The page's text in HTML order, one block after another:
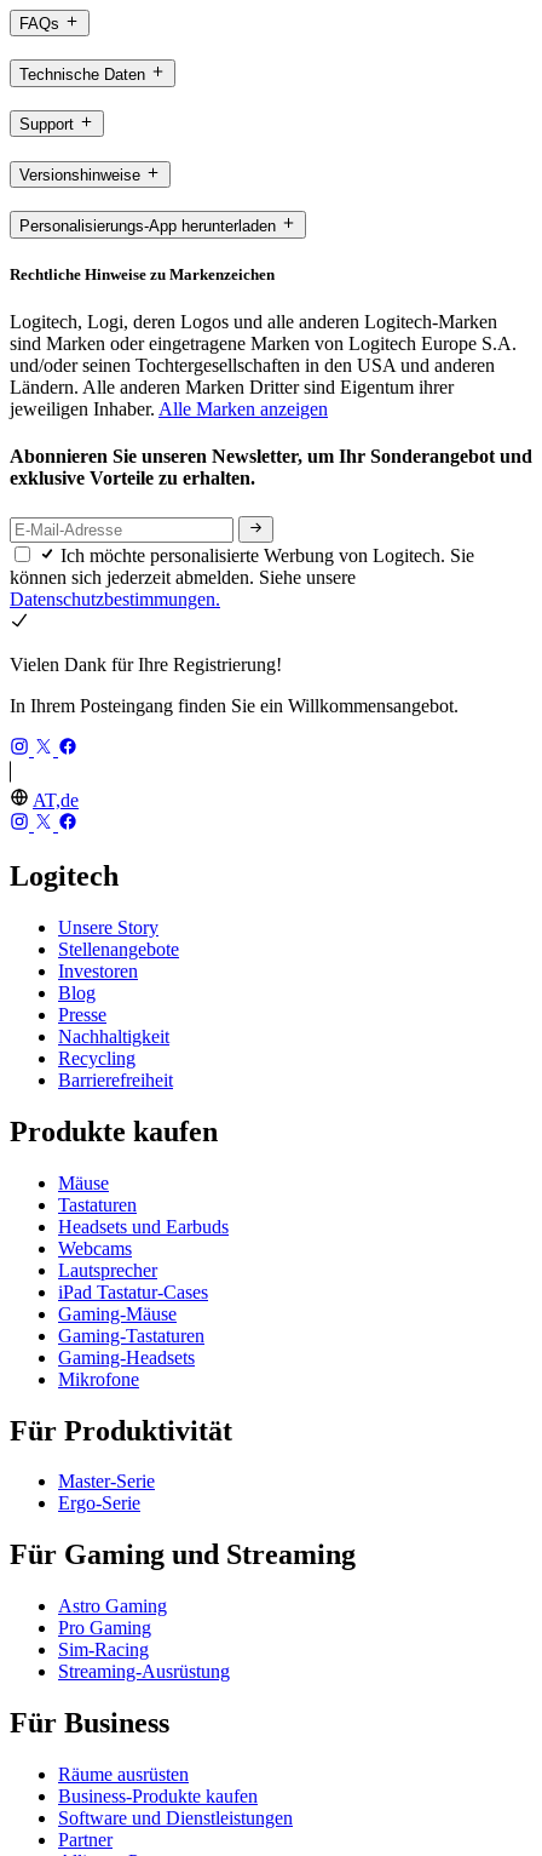
FAQs
Technische Daten
Support
Versionshinweise
Personalisierungs-App herunterladen
Rechtliche Hinweise zu Markenzeichen
Logitech, Logi, deren Logos und alle anderen Logitech-Marken
sind Marken oder eingetragene Marken von Logitech Europe S.A.
und/oder seinen Tochtergesellschaften in den USA und anderen
Ländern. Alle anderen Marken Dritter sind Eigentum ihrer
jeweiligen Inhaber. Alle Marken anzeigen
Abonnieren Sie unseren Newsletter, um Ihr Sonderangebot und
exklusive Vorteile zu erhalten.
Ich möchte personalisierte Werbung von Logitech. Sie
können sich jederzeit abmelden. Siehe unsere
Datenschutzbestimmungen.
Vielen Dank für Ihre Registrierung!
In Ihrem Posteingang finden Sie ein Willkommensangebot.
AT,de
Logitech
Unsere Story
Stellenangebote
Investoren
Blog
Presse
Nachhaltigkeit
Recycling
Barrierefreiheit
Produkte kaufen
Mäuse
Tastaturen
Headsets und Earbuds
Webcams
Lautsprecher
iPad Tastatur-Cases
Gaming-Mäuse
Gaming-Tastaturen
Gaming-Headsets
Mikrofone
Für Produktivität
Master-Serie
Ergo-Serie
Für Gaming und Streaming
Astro Gaming
Pro Gaming
Sim-Racing
Streaming-Ausrüstung
Für Business
Räume ausrüsten
Business-Produkte kaufen
Software und Dienstleistungen
Partner